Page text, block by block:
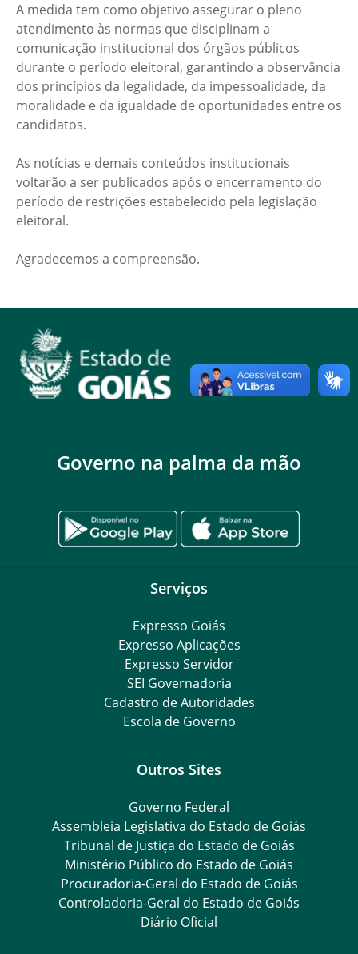
A medida tem como objetivo assegurar o pleno
atendimento às normas que disciplinam a
comunicação institucional dos órgãos públicos
durante o período eleitoral, garantindo a observância
dos princípios da legalidade, da impessoalidade, da
moralidade e da igualdade de oportunidades entre os
candidatos.
As notícias e demais conteúdos institucionais
voltarão a ser publicados após o encerramento do
período de restrições estabelecido pela legislação
eleitoral.
Agradecemos a compreensão.
Governo na palma da mão
Serviços
Expresso Goiás
Expresso Aplicações
Expresso Servidor
SEI Governadoria
Cadastro de Autoridades
Escola de Governo
Outros Sites
Governo Federal
Assembleia Legislativa do Estado de Goiás
Tribunal de Justiça do Estado de Goiás
Ministério Público do Estado de Goiás
Procuradoria-Geral do Estado de Goiás
Controladoria-Geral do Estado de Goiás
Diário Oficial